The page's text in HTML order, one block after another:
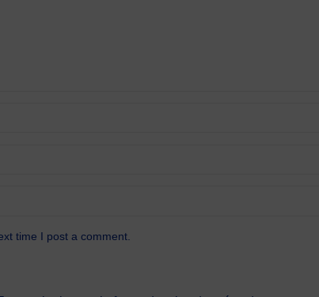
time I post a comment.